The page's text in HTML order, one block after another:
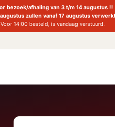
bezoek/afhaling van 3 t/m 14 augustus !!
zullen vanaf 17 augustus
14:00 besteld, is vandaag verstuurd.